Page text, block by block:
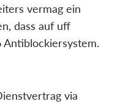
vermag ein
dass auf uff
Antiblockiersystem.
via